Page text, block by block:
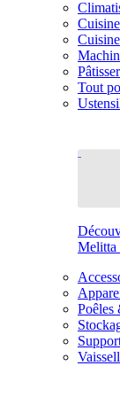
Cuisine
Tout
Melitta
Poêles